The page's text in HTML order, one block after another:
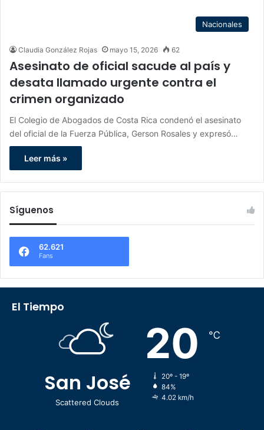
Nacionales
Claudia González Rojas mayo 15, 2026 62
Asesinato de oficial sacude al país y
desata llamado urgente contra el
crimen organizado
El Colegio de Abogados de Costa Rica condenó el asesinato
del oficial de la Fuerza Pública, Gerson Rosales y expresó…
Leer más »
Síguenos
62.621
Fans
El Tiempo
San José
Scattered Clouds
20 ℃
20º - 19º
84%
4.02 km/h